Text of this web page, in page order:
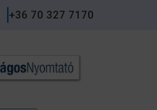
+36 70 327 7170